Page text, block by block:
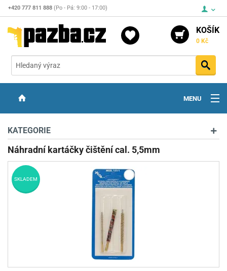
+420 777 811 888 (Po - Pá: 9:00 - 17:00)
KOŠÍK
0 Kč
MENU
OPTIKA
STŘELIVO
PŘÍSLUŠENSTVÍ
KATEGORIE
Náhradní kartáčky čištění cal. 5,5mm
SKLADEM